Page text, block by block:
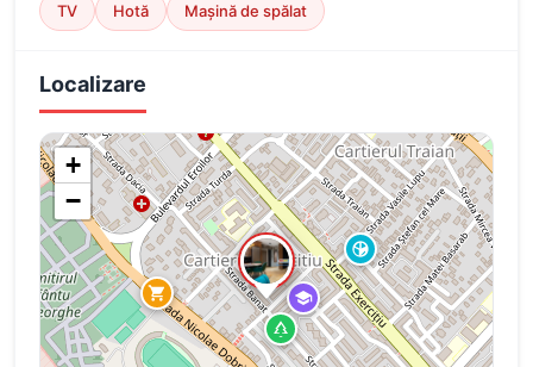
TV Hotă Mașină de spălat
Localizare
+
−